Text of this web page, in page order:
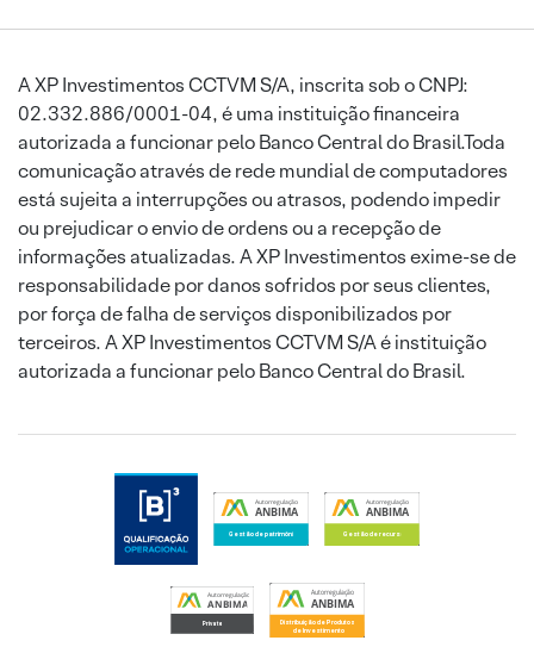
A XP Investimentos CCTVM S/A, inscrita sob o CNPJ:
02.332.886/0001-04, é uma instituição financeira
autorizada a funcionar pelo Banco Central do Brasil.Toda
comunicação através de rede mundial de computadores
está sujeita a interrupções ou atrasos, podendo impedir
ou prejudicar o envio de ordens ou a recepção de
informações atualizadas. A XP Investimentos exime-se de
responsabilidade por danos sofridos por seus clientes,
por força de falha de serviços disponibilizados por
terceiros. A XP Investimentos CCTVM S/A é instituição
autorizada a funcionar pelo Banco Central do Brasil.